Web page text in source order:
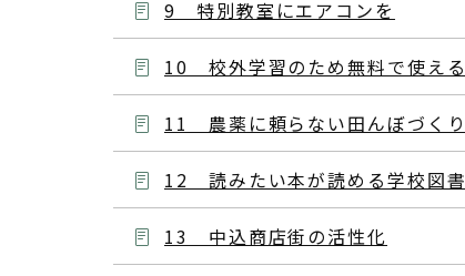
9 特別教室にエアコンを
10 校外学習のため無料で使え
11 農薬に頼らない田んぼづく
12 読みたい本が読める学校図
13 中込商店街の活性化